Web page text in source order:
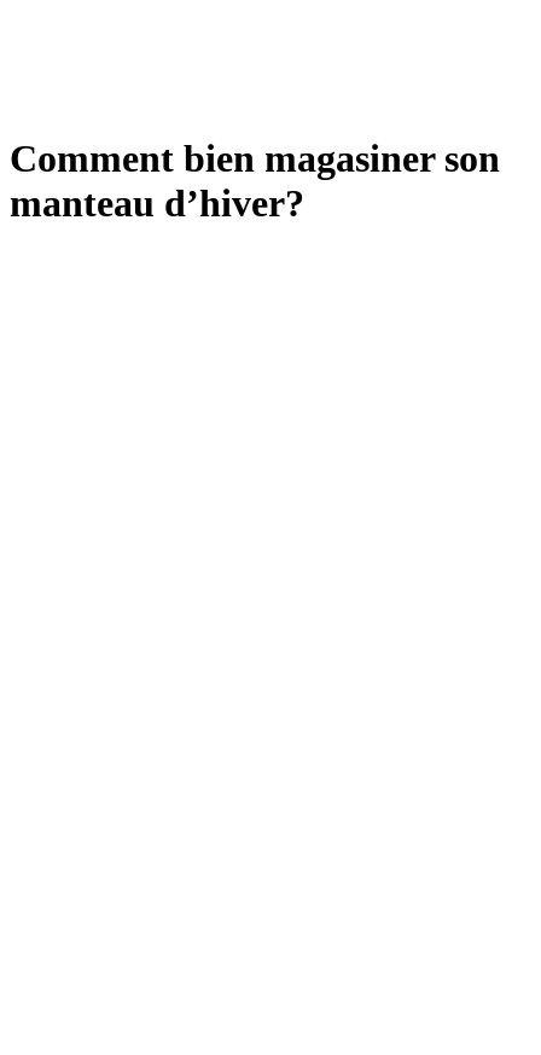
Comment bien magasiner son
manteau d’hiver?